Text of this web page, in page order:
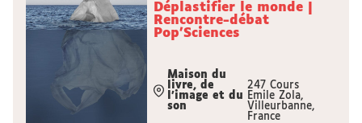
Déplastifier le monde |
Rencontre-débat
Pop’Sciences
Maison du
livre, de
l’image et du
son
247 Cours
Emile Zola,
Villeurbanne,
France